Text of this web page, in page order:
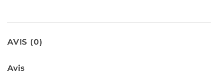
AVIS (0)
Avis